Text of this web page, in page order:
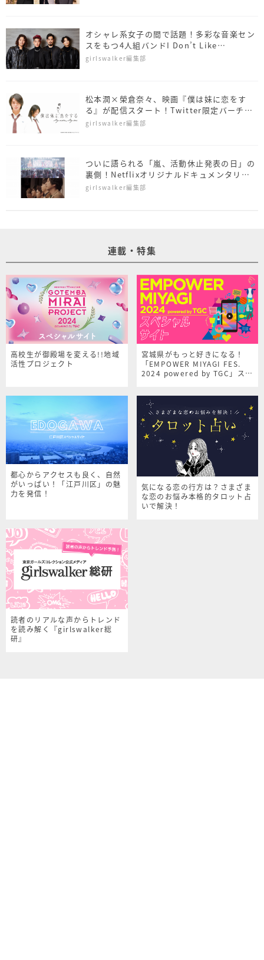
オシャレ系女子の間で話題！多彩な音楽セン
スをもつ4人組バンドI Don’t Like
Mondays.って？
girlswalker編集部
松本潤×榮倉奈々、映画『僕は妹に恋をす
る』が配信スタート！Twitter限定バーチャ
ル背景も公開
girlswalker編集部
ついに語られる「嵐、活動休止発表の日」の
裏側！Netflixオリジナルドキュメンタリー
「ARASHI’s Diary -Voyage-」
girlswalker編集部
連載・特集
高校生が御殿場を変える!!地域
活性プロジェクト
宮城県がもっと好きになる！
「EMPOWER MIYAGI FES.
2024 powered by TGC」スペ
都心からアクセスも良く、自然
がいっぱい！「江戸川区」の魅
力を発信！
気になる恋の行方は？さまざま
な恋のお悩み本格的タロット占
いで解決！
読者のリアルな声からトレンド
を読み解く『girlswalker総
研』